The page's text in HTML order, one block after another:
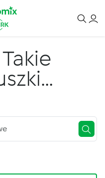
Takie